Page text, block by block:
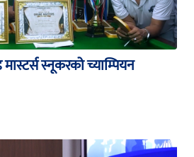
स्नूकरको च्याम्पियन